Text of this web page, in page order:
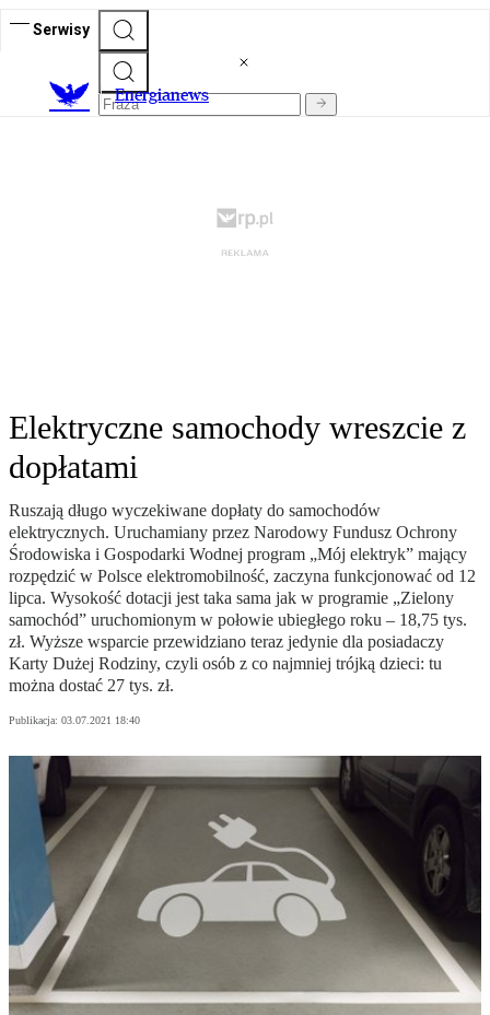
Serwisy
Energianews
Elektryczne samochody wreszcie z
dopłatami
Ruszają długo wyczekiwane dopłaty do samochodów
elektrycznych. Uruchamiany przez Narodowy Fundusz Ochrony
Środowiska i Gospodarki Wodnej program „Mój elektryk” mający
rozpędzić w Polsce elektromobilność, zaczyna funkcjonować od 12
lipca. Wysokość dotacji jest taka sama jak w programie „Zielony
samochód” uruchomionym w połowie ubiegłego roku – 18,75 tys.
zł. Wyższe wsparcie przewidziano teraz jedynie dla posiadaczy
Karty Dużej Rodziny, czyli osób z co najmniej trójką dzieci: tu
można dostać 27 tys. zł.
Publikacja: 03.07.2021 18:40